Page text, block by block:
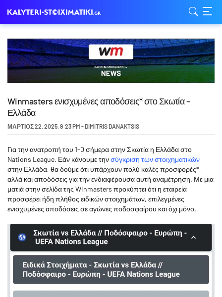
Winmasters ενισχυμένες αποδόσεις* στο Σκωτία –
Ελλάδα
ΜΆΡΤΙΟΣ 22, 2025,9:23 PM - DIMITRIS DANAKTSIS
Για την ανατροπή του 1-0 σήμερα στην Σκωτία η Ελλάδα στο
Nations League. Εάν κάνουμε τηνσύγκριση των στοιχηματικών
στην Ελλάδα, θα δούμε ότι υπάρχουν πολύ καλές προσφορές*,
αλλά και αποδόσεις για την ενδιαφέρουσα αυτή αναμέτρηση. Με μια
ματιά στην σελίδα της Winmasters προκύπτει ότι η εταιρεία
προσφέρει ήδη πλήθος ειδικών στοιχημάτων, επιλεγμένες
ενισχυμένες αποδόσεις σε αγώνες ποδοσφαίρου και όχι μόνο.